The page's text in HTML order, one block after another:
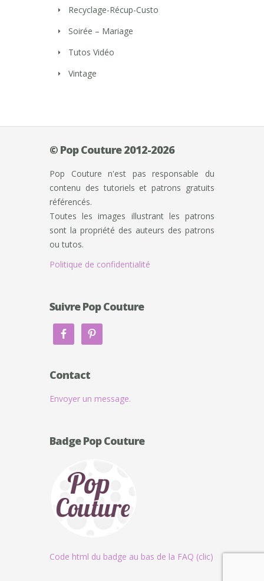
Recyclage-Récup-Custo
Soirée – Mariage
Tutos Vidéo
Vintage
© Pop Couture 2012-2026
Pop Couture n'est pas responsable du
contenu des tutoriels et patrons gratuits
référencés.
Toutes les images illustrant les patrons
sont la propriété des auteurs des patrons
ou tutos.
Politique de confidentialité
Suivre Pop Couture
Contact
Envoyer un message.
Badge Pop Couture
Code html du badge au bas de la FAQ (clic)